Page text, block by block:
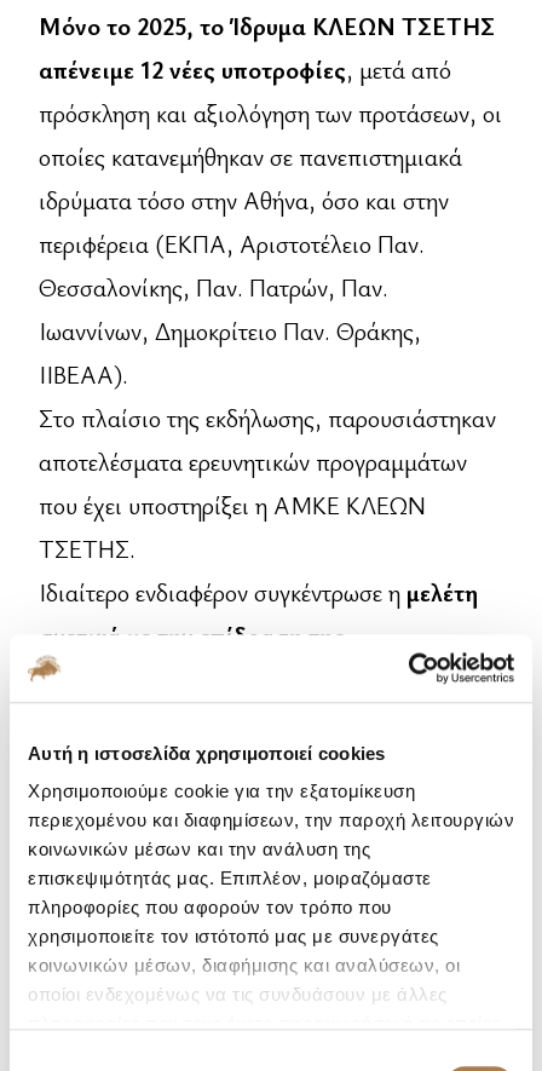
Αυτή η ιστοσελίδα χρησιμοποιεί cookies
Χρησιμοποιούμε cookie για την εξατομίκευση
περιεχομένου και διαφημίσεων, την παροχή λειτουργιών
κοινωνικών μέσων και την ανάλυση της
επισκεψιμότητάς μας. Επιπλέον, μοιραζόμαστε
πληροφορίες που αφορούν τον τρόπο που
χρησιμοποιείτε τον ιστότοπό μας με συνεργάτες
κοινωνικών μέσων, διαφήμισης και αναλύσεων, οι
οποίοι ενδεχομένως να τις συνδυάσουν με άλλες
Μόνο το 2025, το Ίδρυμα ΚΛΕΩΝ ΤΣΕΤΗΣ
απένειμε 12 νέες υποτροφίες, μετά από
πρόσκληση και αξιολόγηση των προτάσεων, οι
οποίες κατανεμήθηκαν σε πανεπιστημιακά
ιδρύματα τόσο στην Αθήνα, όσο και στην
περιφέρεια (ΕΚΠΑ, Αριστοτέλειο Παν.
Θεσσαλονίκης, Παν. Πατρών, Παν.
Ιωαννίνων, Δημοκρίτειο Παν. Θράκης,
ΙΙΒΕΑΑ).
Στο πλαίσιο της εκδήλωσης, παρουσιάστηκαν
αποτελέσματα ερευνητικών προγραμμάτων
που έχει υποστηρίξει η ΑΜΚΕ ΚΛΕΩΝ
ΤΣΕΤΗΣ.
Ιδιαίτερο ενδιαφέρον συγκέντρωσε η μελέτη
σχετικά με την επίδραση της
υδροξυτυροσόλης, πολυφαινόλης του
δράση, σε ασθενείς με στεφανιαία νόσο
Τα αποτελέσματα της μελέτης, τα οποία
έδειξαν βελτίωση σημαντικών παραμέτρων
που αφορούν την καρδιακή υγεία, έχουν
αξιοποιηθεί στην ανάπτυξη του
συμπληρώματος διατροφήςOlivomedτης